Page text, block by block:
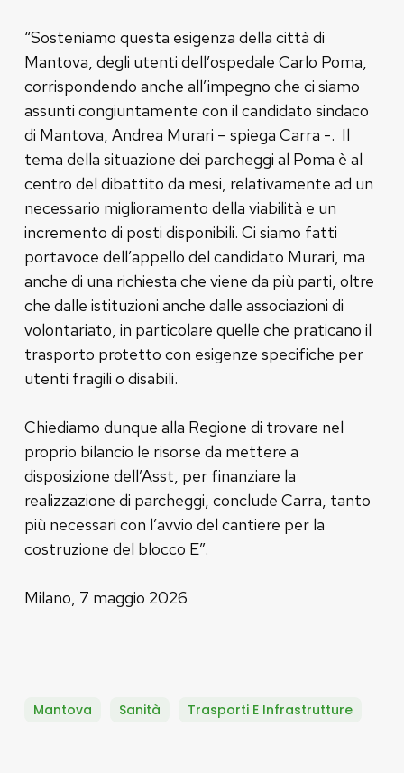
“Sosteniamo questa esigenza della città di
Mantova, degli utenti dell’ospedale Carlo Poma,
corrispondendo anche all’impegno che ci siamo
assunti congiuntamente con il candidato sindaco
di Mantova, Andrea Murari – spiega Carra -. Il
tema della situazione dei parcheggi al Poma è al
centro del dibattito da mesi, relativamente ad un
necessario miglioramento della viabilità e un
incremento di posti disponibili. Ci siamo fatti
portavoce dell’appello del candidato Murari, ma
anche di una richiesta che viene da più parti, oltre
che dalle istituzioni anche dalle associazioni di
volontariato, in particolare quelle che praticano il
trasporto protetto con esigenze specifiche per
utenti fragili o disabili.
Chiediamo dunque alla Regione di trovare nel
proprio bilancio le risorse da mettere a
disposizione dell’Asst, per finanziare la
realizzazione di parcheggi, conclude Carra, tanto
più necessari con l’avvio del cantiere per la
costruzione del blocco E”.
Milano, 7 maggio 2026
Mantova Sanità Trasporti E Infrastrutture